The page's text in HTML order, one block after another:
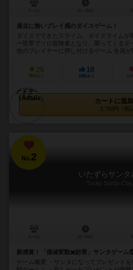
過去に無いプレイ感のダイスゲーム！
ダイスでできたスライム、ダイスライムが
ー世界でソロ冒険者となり、襲ってくるダ
他のプレイヤーに押し付けるゲーム 全員が
25
興味あり
18
経験あり お
カートに追
2,750円（税
No.2
いたずらサンタ
Tricky Santa
新感覚！「価値変動✖️妨害」サンタゲーム
ゲーム概要 ・サンタになってプレゼント